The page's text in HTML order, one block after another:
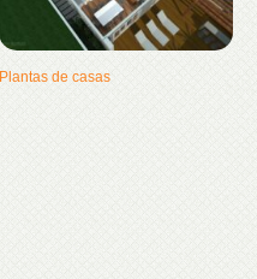
Plantas de casas